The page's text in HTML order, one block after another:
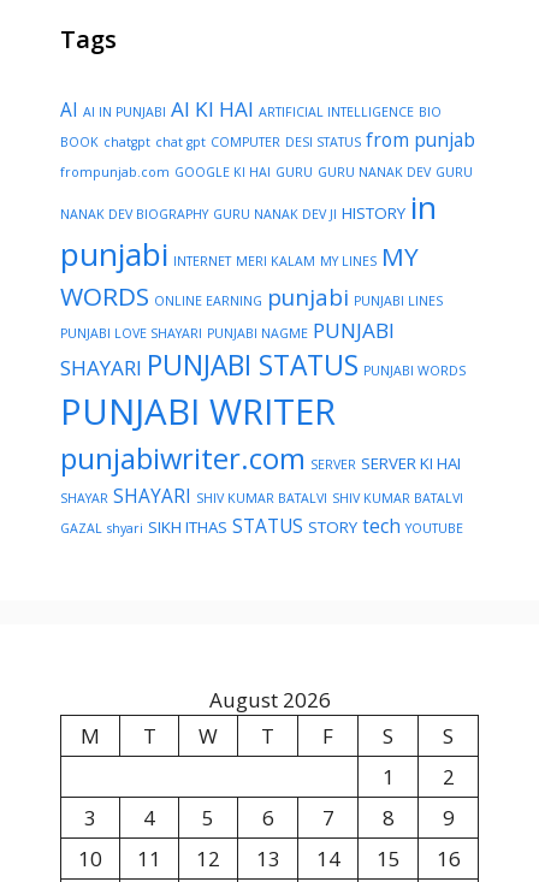
Tags
AI AI IN PUNJABI AI KI HAI ARTIFICIAL INTELLIGENCE BIO
BOOK chatgpt chat gpt COMPUTER DESI STATUS from punjab
frompunjab.com GOOGLE KI HAI GURU GURU NANAK DEV GURU
NANAK DEV BIOGRAPHY GURU NANAK DEV JI HISTORY in
punjabi INTERNET MERI KALAM MY LINES MY
WORDS ONLINE EARNING punjabi PUNJABI LINES
PUNJABI LOVE SHAYARI PUNJABI NAGME PUNJABI
SHAYARI PUNJABI STATUS PUNJABI WORDS
PUNJABI WRITER
punjabiwriter.com SERVER SERVER KI HAI
SHAYAR SHAYARI SHIV KUMAR BATALVI SHIV KUMAR BATALVI
GAZAL shyari SIKH ITHAS STATUS STORY tech YOUTUBE
August 2026
M
T W T F S
S
1
2
3
4 5 6 7 8
9
10
11 12 13 14 15
16